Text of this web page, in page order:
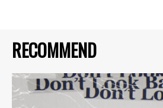
RECOMMEND